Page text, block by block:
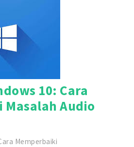
10: Cara
Masalah Audio
Memperbaiki